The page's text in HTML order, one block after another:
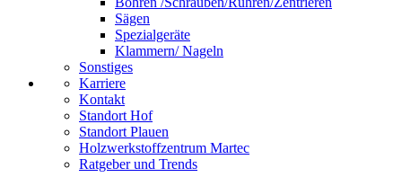
Sägen
Spezialgeräte
Klammern/ Nageln
Sonstiges
Karriere
Kontakt
Standort Hof
Standort Plauen
Holzwerkstoffzentrum Martec
Ratgeber und Trends